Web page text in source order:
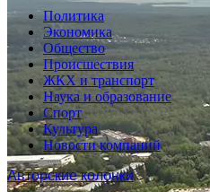
Политика
Экономика
Общество
Происшествия
ЖКХ и транспорт
Наука и образование
Спорт
Культура
Новости компаний
Авторские колонки